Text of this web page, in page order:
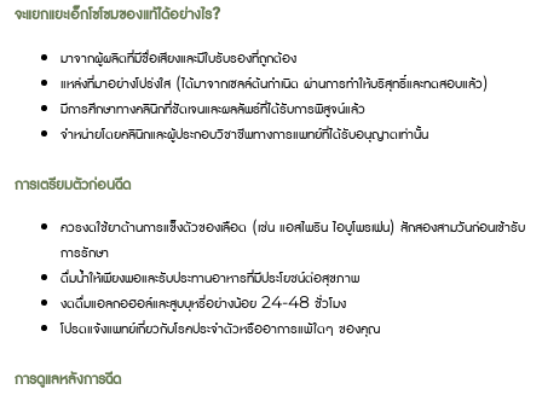
จะแยกแยะเอ็กโซโซมของแท้ได้อย่างไร?
มาจากผู้ผลิตที่มีชื่อเสียงและมีใบรับรองที่ถูกต้อง
แหล่งที่มาอย่างโปร่งใส (ได้มาจากเซลล์ต้นกำเนิด ผ่านการทำให้บริสุทธิ์และทดสอบแล้ว)
มีการศึกษาทางคลินิกที่ชัดเจนและผลลัพธ์ที่ได้รับการพิสูจน์แล้ว
จำหน่ายโดยคลินิกและผู้ประกอบวิชาชีพทางการแพทย์ที่ได้รับอนุญาตเท่านั้น
การเตรียมตัวก่อนฉีด
ควรงดใช้ยาต้านการแข็งตัวของเลือด (เช่น แอสไพริน ไอบูโพรเฟน) สักสองสามวันก่อนเข้ารับ
การรักษา
ดื่มน้ำให้เพียงพอและรับประทานอาหารที่มีประโยชน์ต่อสุขภาพ
งดดื่มแอลกอฮอล์และสูบบุหรี่อย่างน้อย 24-48 ชั่วโมง
โปรดแจ้งแพทย์เกี่ยวกับโรคประจำตัวหรืออาการแพ้ใดๆ ของคุณ
การดูแลหลังการฉีด